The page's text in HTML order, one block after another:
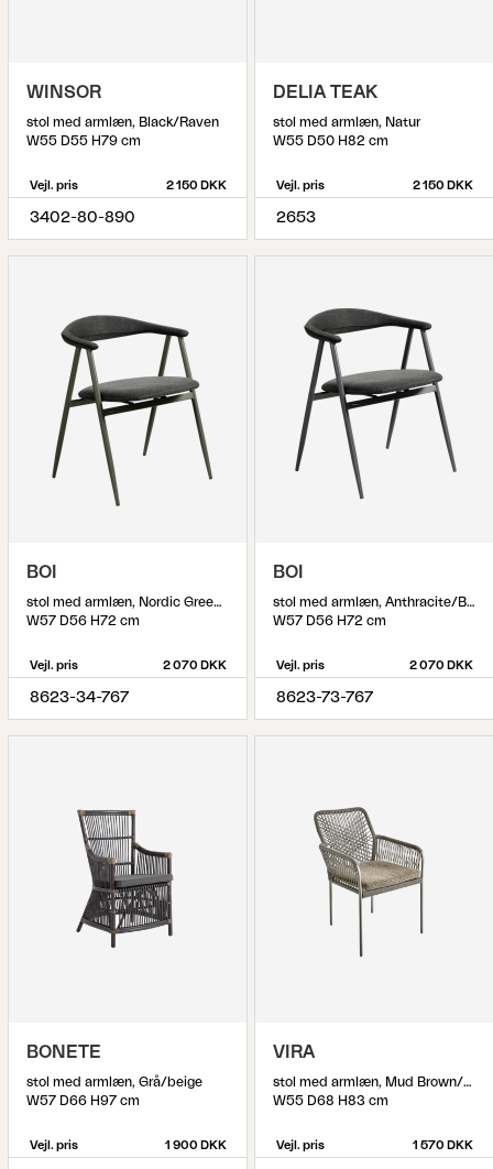
WINSOR
stol med armlæn, Black/Raven
W55 D55 H79 cm
Vejl. pris 2 150 DKK
3402-80-890
DELIA TEAK
stol med armlæn, Natur
W55 D50 H82 cm
Vejl. pris 2 150 DKK
2653
BOI
stol med armlæn, Nordic Green/Black Barley
W57 D56 H72 cm
Vejl. pris 2 070 DKK
8623-34-767
BOI
stol med armlæn, Anthracite/Black Barley
W57 D56 H72 cm
Vejl. pris 2 070 DKK
8623-73-767
BONETE
stol med armlæn, Grå/beige
W57 D66 H97 cm
Vejl. pris 1 900 DKK
VIRA
stol med armlæn, Mud Brown/Khaki
W55 D68 H83 cm
Vejl. pris 1 570 DKK